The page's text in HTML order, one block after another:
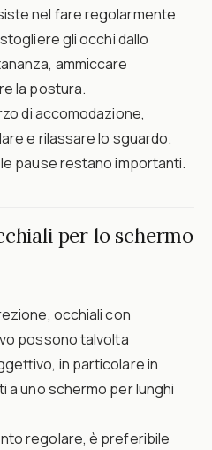
nel fare regolarmente
gli occhi dallo
ammiccare
la postura.
di accomodazione,
e rilassare lo sguardo.
pause restano importanti.
per lo schermo
occhiali con
possono talvolta
in particolare in
a uno schermo per lunghi
regolare, è preferibile